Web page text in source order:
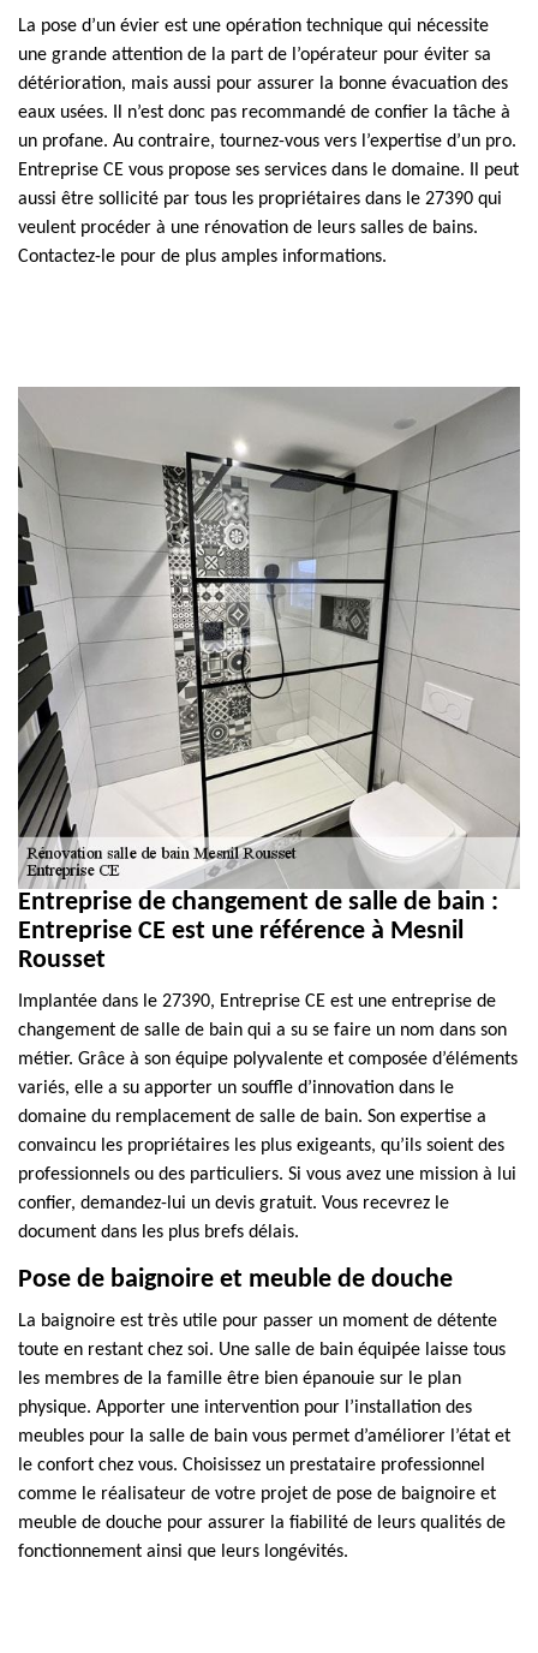
La pose d’un évier est une opération technique qui nécessite
une grande attention de la part de l’opérateur pour éviter sa
détérioration, mais aussi pour assurer la bonne évacuation des
eaux usées. Il n’est donc pas recommandé de confier la tâche à
un profane. Au contraire, tournez-vous vers l’expertise d’un pro.
Entreprise CE vous propose ses services dans le domaine. Il peut
aussi être sollicité par tous les propriétaires dans le 27390 qui
veulent procéder à une rénovation de leurs salles de bains.
Contactez-le pour de plus amples informations.
Entreprise de changement de salle de bain :
Entreprise CE est une référence à Mesnil
Rousset
Implantée dans le 27390, Entreprise CE est une entreprise de
changement de salle de bain qui a su se faire un nom dans son
métier. Grâce à son équipe polyvalente et composée d’éléments
variés, elle a su apporter un souffle d’innovation dans le
domaine du remplacement de salle de bain. Son expertise a
convaincu les propriétaires les plus exigeants, qu’ils soient des
professionnels ou des particuliers. Si vous avez une mission à lui
confier, demandez-lui un devis gratuit. Vous recevrez le
document dans les plus brefs délais.
Pose de baignoire et meuble de douche
La baignoire est très utile pour passer un moment de détente
toute en restant chez soi. Une salle de bain équipée laisse tous
les membres de la famille être bien épanouie sur le plan
physique. Apporter une intervention pour l’installation des
meubles pour la salle de bain vous permet d’améliorer l’état et
le confort chez vous. Choisissez un prestataire professionnel
comme le réalisateur de votre projet de pose de baignoire et
meuble de douche pour assurer la fiabilité de leurs qualités de
fonctionnement ainsi que leurs longévités.